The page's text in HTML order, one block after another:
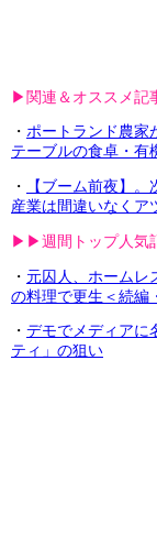
▶︎関連＆オススメ記
・ ポートランド農家
テーブルの食卓・有
・
【ブーム前夜】
産業は間違いなくア
▶︎▶︎週間トップ人気
・ 元囚人、ホームレ
の料理で更生＜続編
・ デモでメディアに
ティ」の狙い